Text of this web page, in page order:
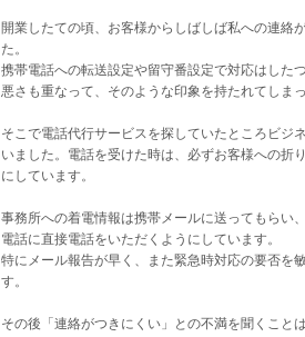
開業したての頃、お客様からしばしば私への連絡
た。
携帯電話への転送設定や留守番設定で対応はした
悪さも重なって、そのような印象を持たれてしま
そこで電話代行サービスを探していたところビジ
いました。電話を受けた時は、必ずお客様への折
にしています。
事務所への着電情報は携帯メールに送ってもらい
電話に直接電話をいただくようにしています。
特にメール報告が早く、また緊急時対応の要否を
す。
その後「連絡がつきにくい」との不満を聞くこと